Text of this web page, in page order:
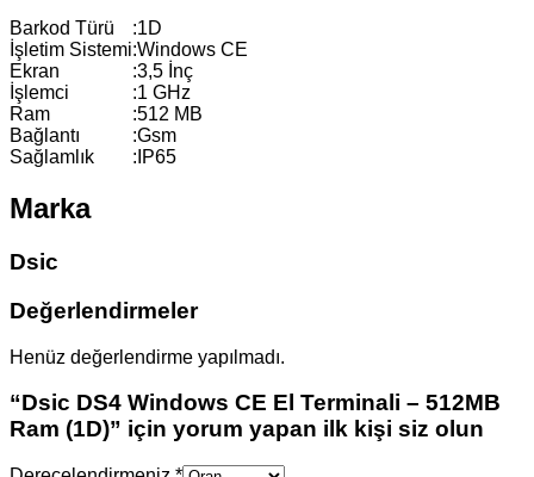
Barkod Türü
:1D
İşletim Sistemi:Windows CE
Ekran
:3,5 İnç
İşlemci
:1 GHz
Ram
:512 MB
Bağlantı
:Gsm
Sağlamlık
: IP65
Marka
Dsic
Değerlendirmeler
Henüz değerlendirme yapılmadı.
“Dsic DS4 Windows CE El Terminali – 512MB
Ram (1D)” için yorum yapan ilk kişi siz olun